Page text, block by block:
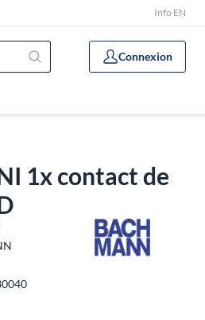
Info EN
Connexion
1x contact de